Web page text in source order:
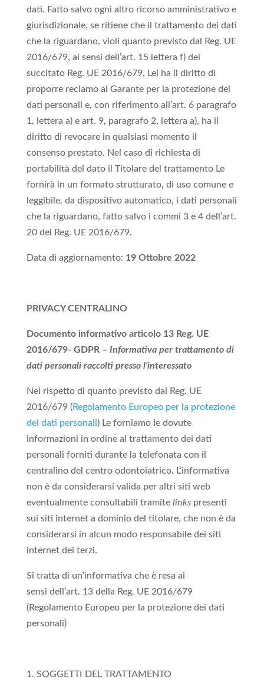
dati. Fatto salvo ogni altro ricorso amministrativo e
giurisdizionale, se ritiene che il trattamento dei dati
che la riguardano, violi quanto previsto dal Reg. UE
2016/679, ai sensi dell’art. 15 lettera f) del
succitato Reg. UE 2016/679, Lei ha il diritto di
proporre reclamo al Garante per la protezione dei
dati personali e, con riferimento all’art. 6 paragrafo
1, lettera a) e art. 9, paragrafo 2, lettera a), ha il
diritto di revocare in qualsiasi momento il
consenso prestato. Nel caso di richiesta di
portabilità del dato il Titolare del trattamento Le
fornirà in un formato strutturato, di uso comune e
leggibile, da dispositivo automatico, i dati personali
che la riguardano, fatto salvo i commi 3 e 4 dell’art.
20 del Reg. UE 2016/679.
Data di aggiornamento: 19 Ottobre 2022
PRIVACY CENTRALINO
Documento informativo articolo 13 Reg. UE
2016/679- GDPR – Informativa per trattamento di
dati personali raccolti presso l’interessato
Nel rispetto di quanto previsto dal Reg. UE
2016/679 (Regolamento Europeo per la protezione
dei dati personali) Le forniamo le dovute
informazioni in ordine al trattamento dei dati
personali forniti durante la telefonata con il
centralino del centro odontoiatrico. L’informativa
non è da considerarsi valida per altri siti web
eventualmente consultabili tramite links presenti
sui siti internet a dominio del titolare, che non è da
considerarsi in alcun modo responsabile dei siti
internet dei terzi.
Si tratta di un’informativa che è resa ai
sensi dell’art. 13 della Reg. UE 2016/679
(Regolamento Europeo per la protezione dei dati
personali)
SOGGETTI DEL TRATTAMENTO